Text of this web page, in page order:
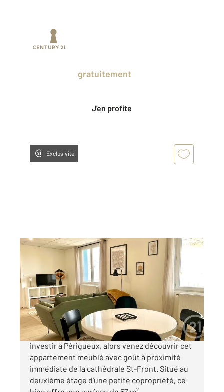
gratuitement
J'en profite
Exclusivité
PERIGUEUX 24
, 3 pièces
Ref : 20978
Appartement F3 à vendre
115 000 €
PERIGUEUX - Pont des Barris Vous souhaitez
investir à Périgueux, alors venez découvrir cet
appartement meublé avec goût à proximité
immédiate de la cathédrale St-Front. Situé au
deuxième étage d'une petite copropriété, ce